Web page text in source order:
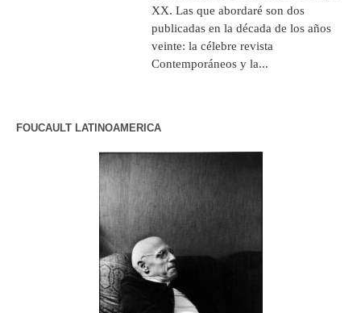
XX. Las que abordaré son dos
publicadas en la década de los años
veinte: la célebre revista
Contemporáneos y la...
FOUCAULT LATINOAMERICA